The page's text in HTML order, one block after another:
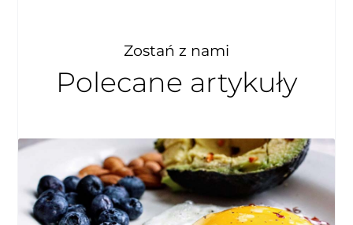
Zostań z nami
Polecane artykuły